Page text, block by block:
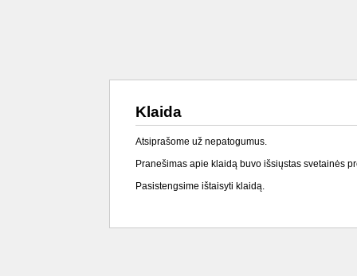
Klaida
Atsiprašome už nepatogumus.
Pranešimas apie klaidą buvo išsiųstas svetainės
Pasistengsime ištaisyti klaidą.